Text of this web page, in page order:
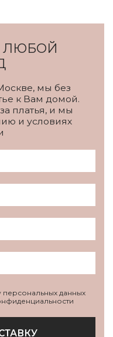
ЛЮБОЙ
мы без
к Вам домой.
платья, и мы
и условиях
данных